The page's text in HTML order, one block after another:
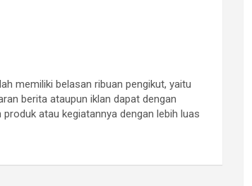
memiliki belasan ribuan pengikut, yaitu
berita ataupun iklan dapat dengan
atau kegiatannya dengan lebih luas